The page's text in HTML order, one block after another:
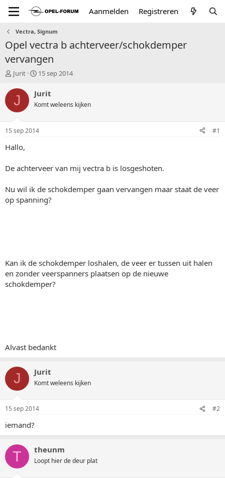
Aanmelden Registreren
Vectra, Signum
Opel vectra b achterveer/schokdemper
vervangen
T
p
a
r
r
Jurit
S
a
t
a
t
15 sep 2014
J Jurit
Komt weleens kijken
15 sep 2014 #1
Hallo,
De achterveer van mij vectra b is losgeshoten.
Nu wil ik de schokdemper gaan vervangen maar staat de veer
op spanning?
Kan ik de schokdemper loshalen, de veer er tussen uit halen
en zonder veerspanners plaatsen op de nieuwe
schokdemper?
Alvast bedankt
J Jurit
Komt weleens kijken
15 sep 2014 #2
iemand?
T theunm
Loopt hier de deur plat